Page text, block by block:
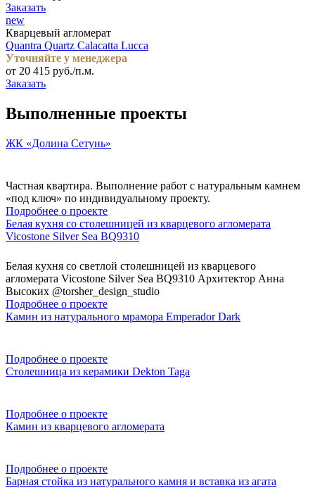
Заказать
new
Кварцевый агломерат
Quantra Quartz Calacatta Lucca
Уточняйте у менеджера
от 20 415 руб./п.м.
Заказать
Выполненные проекты
ЖК «Долина Сетунь»
Частная квартира. Выполнение работ с натуральным камнем
«под ключ» по индивидуальному проекту.
Подробнее о проекте
Белая кухня со столешницей из кварцевого агломерата
Vicostone Silver Sea BQ9310
Белая кухня со светлой столешницей из кварцевого
агломерата Vicostone Silver Sea BQ9310 Архитектор Анна
Высоких @torsher_design_studio
Подробнее о проекте
Камин из натурального мрамора Emperador Dark
Подробнее о проекте
Столешница из керамики Dekton Taga
Подробнее о проекте
Камин из кварцевого агломерата
Подробнее о проекте
Барная стойка из натурального камня и вставка из агата